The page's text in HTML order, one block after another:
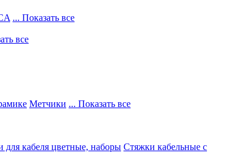
... Показать все
все
Метчики ... Показать все
для кабеля цветные, наборы Стяжки кабельные с